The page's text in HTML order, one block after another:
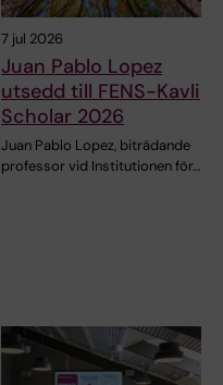
7 jul 2026
Juan Pablo Lopez
utsedd till FENS-Kavli
Scholar 2026
Juan Pablo Lopez, biträdande
professor vid Institutionen för…